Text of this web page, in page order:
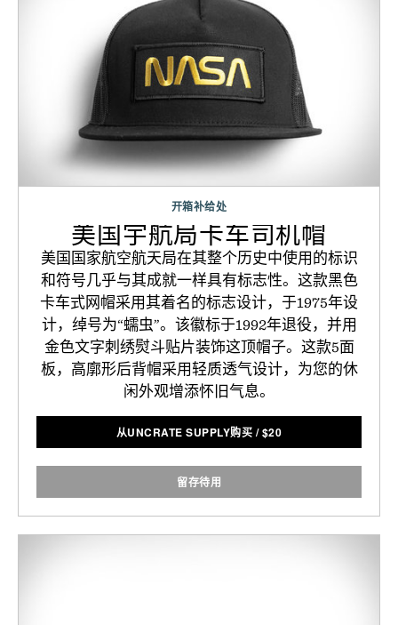
开箱补给处
美国宇航局卡车司机帽
美国国家航空航天局在其整个历史中使用的标识
和符号几乎与其成就一样具有标志性。这款黑色
卡车式网帽采用其着名的标志设计，于1975年设
计，绰号为“蠕虫”。该徽标于1992年退役，并用
金色文字刺绣熨斗贴片装饰这顶帽子。这款5面
板，高廓形后背帽采用轻质透气设计，为您的休
闲外观增添怀旧气息。
从UNCRATE SUPPLY购买 /$20
留存待用